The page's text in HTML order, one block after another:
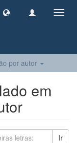
por autor
em
Ir